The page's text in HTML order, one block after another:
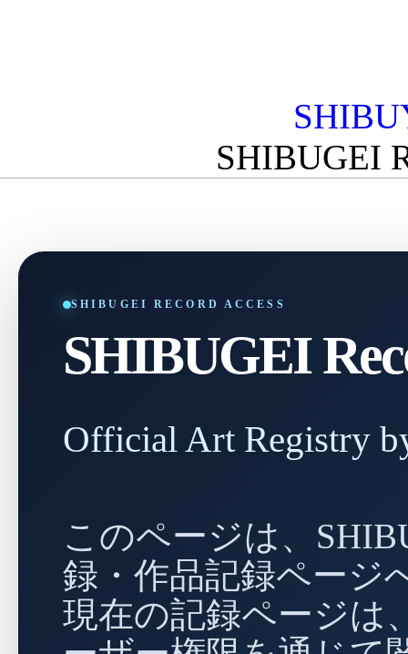
SHIBUGEI
SHIBUGEI RECORD ACCESS
SHIBUGEI
Official Art Registry
このページは、
録・作品記録ページ
現在の記録ページは